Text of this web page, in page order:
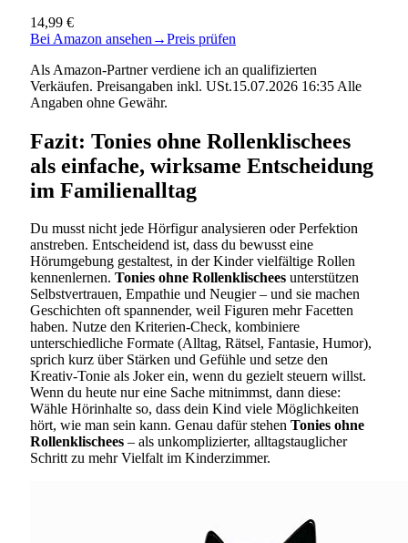
14,99 €
Bei Amazon ansehen →Preis prüfen
Als Amazon-Partner verdiene ich an qualifizierten
Verkäufen. Preisangaben inkl. USt.15.07.2026 16:35 Alle
Angaben ohne Gewähr.
Fazit: Tonies ohne Rollenklischees
als einfache, wirksame Entscheidung
im Familienalltag
Du musst nicht jede Hörfigur analysieren oder Perfektion
anstreben. Entscheidend ist, dass du bewusst eine
Hörumgebung gestaltest, in der Kinder vielfältige Rollen
kennenlernen. Tonies ohne Rollenklischees unterstützen
Selbstvertrauen, Empathie und Neugier – und sie machen
Geschichten oft spannender, weil Figuren mehr Facetten
haben. Nutze den Kriterien-Check, kombiniere
unterschiedliche Formate (Alltag, Rätsel, Fantasie, Humor),
sprich kurz über Stärken und Gefühle und setze den
Kreativ-Tonie als Joker ein, wenn du gezielt steuern willst.
Wenn du heute nur eine Sache mitnimmst, dann diese:
Wähle Hörinhalte so, dass dein Kind viele Möglichkeiten
hört, wie man sein kann. Genau dafür stehen Tonies ohne
Rollenklischees – als unkomplizierter, alltagstauglicher
Schritt zu mehr Vielfalt im Kinderzimmer.